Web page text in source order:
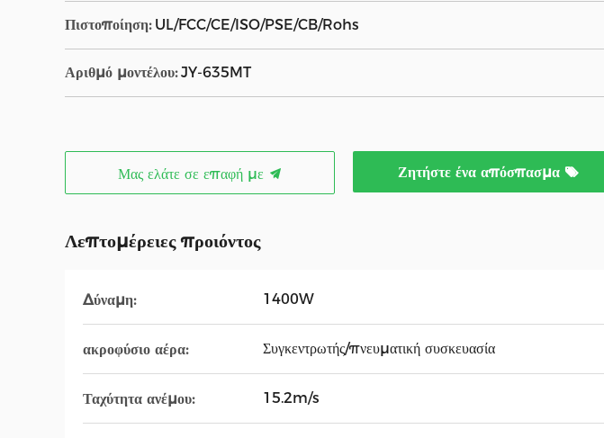
Πιστοποίηση: UL/FCC/CE/ISO/PSE/CB/Rohs
Αριθμό μοντέλου: JY-635MT
Μας ελάτε σε επαφή με Ζητήστε ένα απόσπασμα
Λεπτομέρειες προιόντος
Δύναμη: 1400W
ακροφύσιο αέρα: Συγκεντρωτής/πνευματική συσκευασία
Ταχύτητα ανέμου: 15.2m/s